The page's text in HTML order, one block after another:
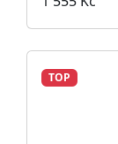
TOP